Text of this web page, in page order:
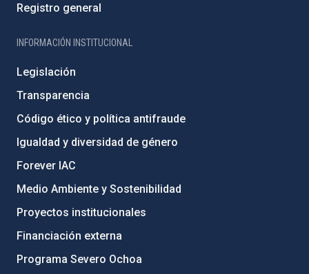
Registro general
INFORMACIÓN INSTITUCIONAL
Legislación
Transparencia
Código ético y política antifraude
Igualdad y diversidad de género
Forever IAC
Medio Ambiente y Sostenibilidad
Proyectos institucionales
Financiación externa
Programa Severo Ochoa